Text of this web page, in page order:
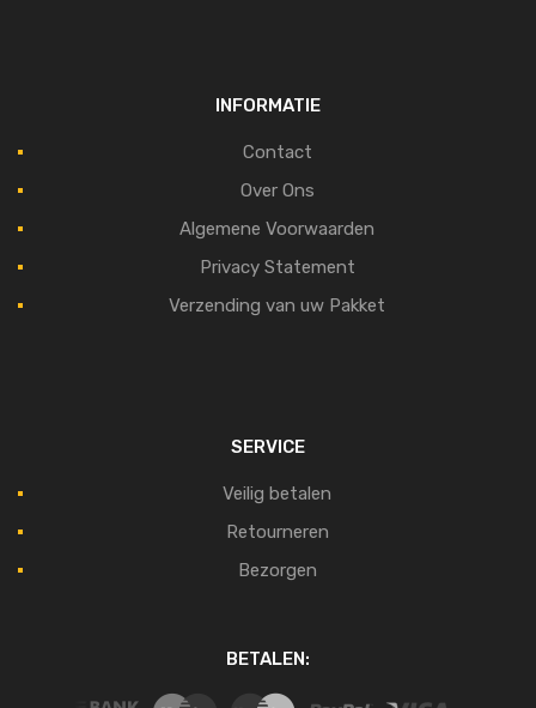
INFORMATIE
Contact
Over Ons
Algemene Voorwaarden
Privacy Statement
Verzending van uw Pakket
SERVICE
Veilig betalen
Retourneren
Bezorgen
BETALEN: